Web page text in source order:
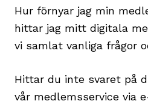
Hur förnyar jag min
hittar jag mitt digitala
vi samlat vanliga frågor
Hittar du inte svaret på
vår medlemsservice via